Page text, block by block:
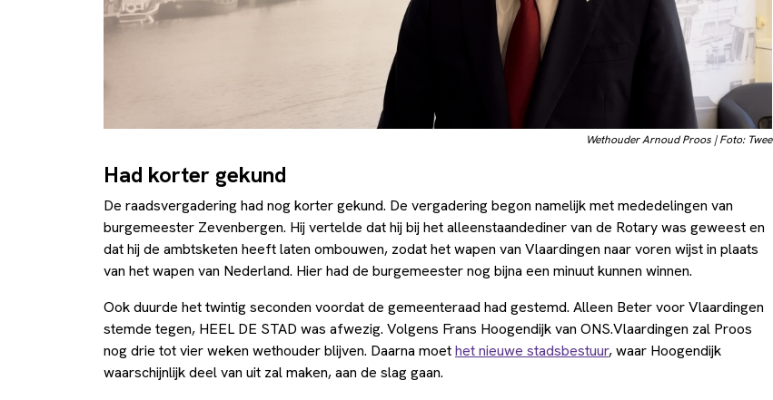
Wethouder Arnoud Proos | Foto: Twee
Had korter gekund
De raadsvergadering had nog korter gekund. De vergadering begon namelijk met mededelingen van
burgemeester Zevenbergen. Hij vertelde dat hij bij het alleenstaandediner van de Rotary was geweest en
dat hij de ambtsketen heeft laten ombouwen, zodat het wapen van Vlaardingen naar voren wijst in plaats
van het wapen van Nederland. Hier had de burgemeester nog bijna een minuut kunnen winnen.
Ook duurde het twintig seconden voordat de gemeenteraad had gestemd. Alleen Beter voor Vlaardingen
stemde tegen, HEEL DE STAD was afwezig. Volgens Frans Hoogendijk van ONS.Vlaardingen zal Proos
nog drie tot vier weken wethouder blijven. Daarna moethet nieuwe stadsbestuur, waar Hoogendijk
waarschijnlijk deel van uit zal maken, aan de slag gaan.